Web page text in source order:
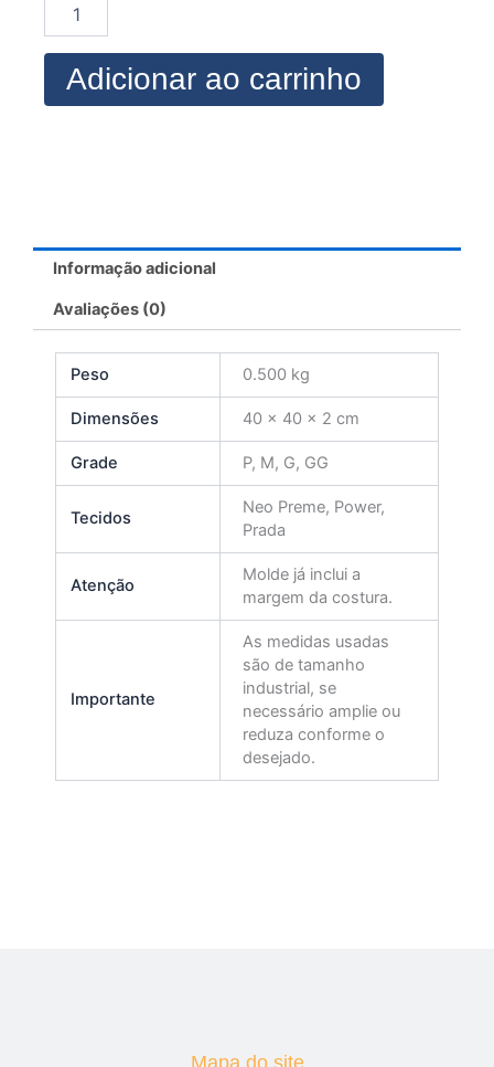
Lipo
quantidade
Adicionar ao carrinho
Informação adicional
Avaliações (0)
Peso 0.500 kg
Dimensões 40 × 40 × 2 cm
Grade P, M, G, GG
Tecidos
Neo Preme, Power,
Prada
Atenção
Molde já inclui a
margem da costura.
Importante
As medidas usadas
são de tamanho
industrial, se
necessário amplie ou
reduza conforme o
desejado.
Mapa do site